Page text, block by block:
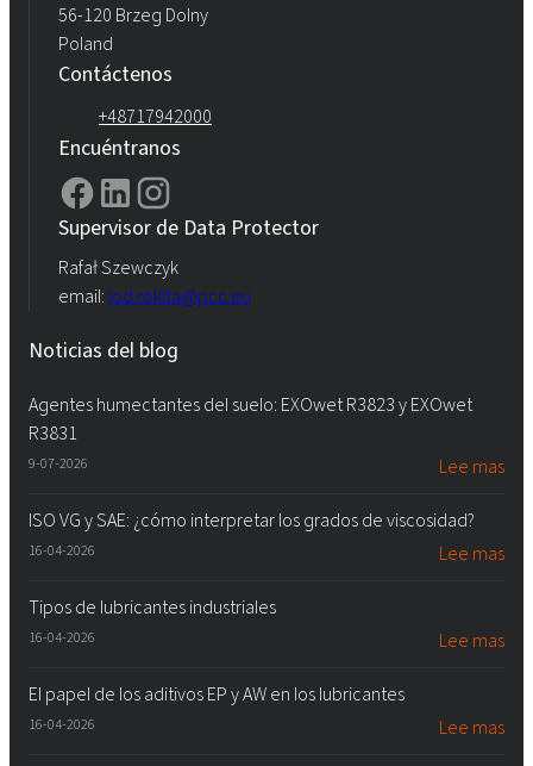
56-120 Brzeg Dolny
Poland
Contáctenos
+48717942000
Encuéntranos
Supervisor de Data Protector
Rafał Szewczyk
email: iod.rokita@pcc.eu
Noticias del blog
Agentes humectantes del suelo: EXOwet R3823 y EXOwet
R3831
9-07-2026 Lee mas
ISO VG y SAE: ¿cómo interpretar los grados de viscosidad?
16-04-2026 Lee mas
Tipos de lubricantes industriales
16-04-2026 Lee mas
El papel de los aditivos EP y AW en los lubricantes
16-04-2026 Lee mas